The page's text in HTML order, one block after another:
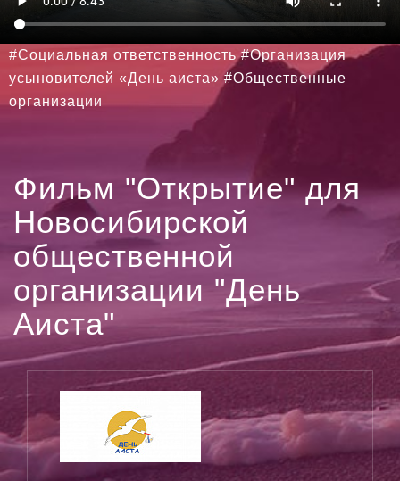
#Социальная ответственность #Организация
усыновителей «День аиста» #Общественные
организации
Фильм "Открытие" для
Новосибирской
общественной
организации "День
Аиста"